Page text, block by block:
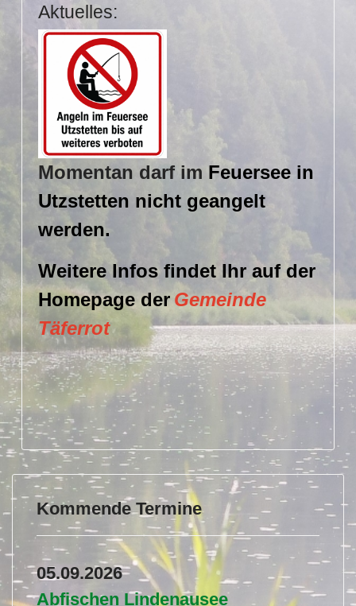
Aktuelles:
Momentan darf im Feuersee in
Utzstetten nicht geangelt
werden.
Weitere Infos findet Ihr auf der
Homepage der Gemeinde
Täferrot
Kommende Termine
05.09.2026
Abfischen Lindenausee